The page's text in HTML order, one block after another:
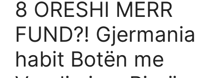
8 ORËSHI MERR
FUND?! Gjermania
habit Botën me